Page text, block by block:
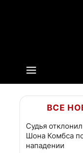
ВСЕ
Судья
Шона Комбса
нападении